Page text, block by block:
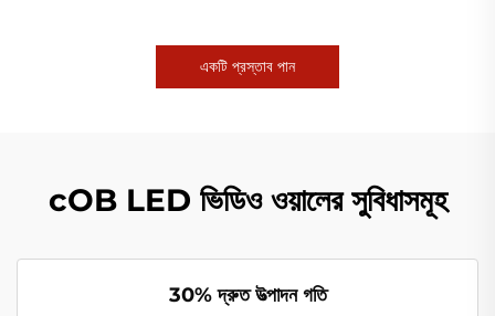
একটি প্রস্তাব পান
cOB LED ভিডিও ওয়ালের সুবিধাসমূহ
30% দ্রুত উত্পাদন গতি